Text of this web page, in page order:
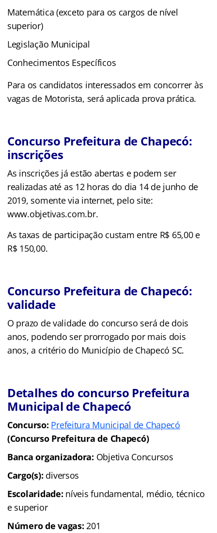
Matemática (exceto para os cargos de nível
superior)
Legislação Municipal
Conhecimentos Específicos
Para os candidatos interessados em concorrer às
vagas de Motorista, será aplicada prova prática.
Concurso Prefeitura de Chapecó:
inscrições
As inscrições já estão abertas e podem ser
realizadas até as 12 horas do dia 14 de junho de
2019, somente via internet, pelo site:
www.objetivas.com.br.
As taxas de participação custam entre R$ 65,00 e
R$ 150,00.
Concurso Prefeitura de Chapecó:
validade
O prazo de validade do concurso será de dois
anos, podendo ser prorrogado por mais dois
anos, a critério do Município de Chapecó SC.
Detalhes do concurso Prefeitura
Municipal de Chapecó
Concurso: Prefeitura Municipal de Chapecó
(Concurso Prefeitura de Chapecó)
Banca organizadora: Objetiva Concursos
Cargo(s): diversos
Escolaridade: níveis fundamental, médio, técnico
e superior
Número de vagas:201